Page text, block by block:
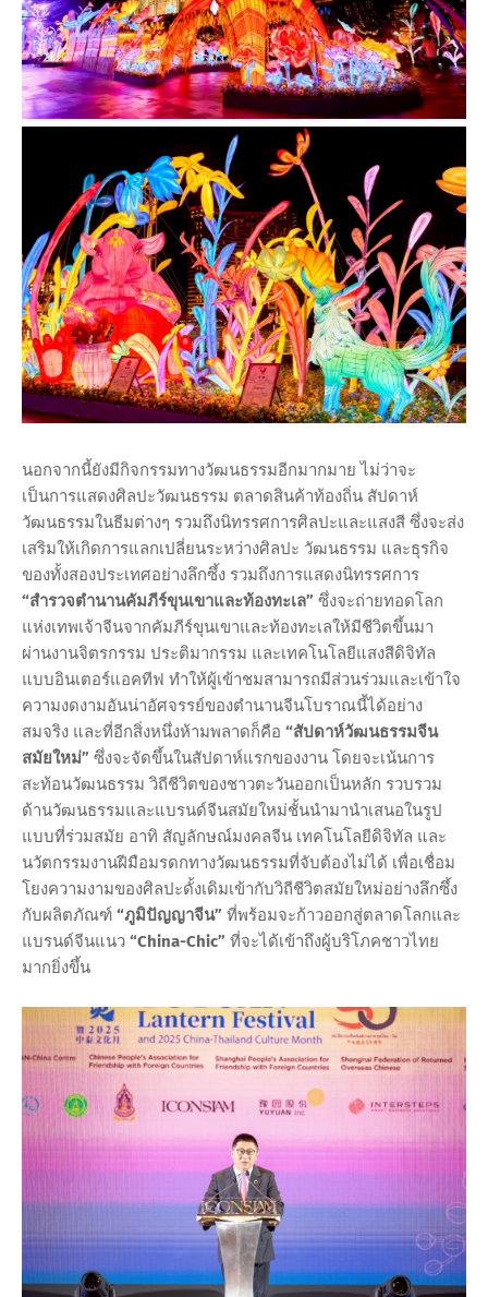
นอกจากนี้ยังมีกิจกรรมทางวัฒนธรรมอีกมากมาย ไม่ว่าจะ
เป็นการแสดงศิลปะวัฒนธรรม ตลาดสินค้าท้องถิ่น สัปดาห์
วัฒนธรรมในธีมต่างๆ รวมถึงนิทรรศการศิลปะและแสงสี ซึ่งจะส่ง
เสริมให้เกิดการแลกเปลี่ยนระหว่างศิลปะ วัฒนธรรม และธุรกิจ
ของทั้งสองประเทศอย่างลึกซึ้ง รวมถึงการแสดงนิทรรศการ
“สำรวจตำนานคัมภีร์ขุนเขาและท้องทะเล” ซึ่งจะถ่ายทอดโลก
แห่งเทพเจ้าจีนจากคัมภีร์ขุนเขาและท้องทะเลให้มีชีวิตขึ้นมา
ผ่านงานจิตรกรรม ประติมากรรม และเทคโนโลยีแสงสีดิจิทัล
แบบอินเตอร์แอคทีฟ ทำให้ผู้เข้าชมสามารถมีส่วนร่วมและเข้าใจ
ความงดงามอันน่าอัศจรรย์ของตำนานจีนโบราณนี้ได้อย่าง
สมจริง และที่อีกสิ่งหนึ่งห้ามพลาดก็คือ “สัปดาห์วัฒนธรรมจีน
สมัยใหม่” ซึ่งจะจัดขึ้นในสัปดาห์แรกของงาน โดยจะเน้นการ
สะท้อนวัฒนธรรม วิถีชีวิตของชาวตะวันออกเป็นหลัก รวบรวม
ด้านวัฒนธรรมและแบรนด์จีนสมัยใหม่ชั้นนำมานำเสนอในรูป
แบบที่ร่วมสมัย อาทิ สัญลักษณ์มงคลจีน เทคโนโลยีดิจิทัล และ
นวัตกรรมงานฝีมือมรดกทางวัฒนธรรมที่จับต้องไม่ได้ เพื่อเชื่อม
โยงความงามของศิลปะดั้งเดิมเข้ากับวิถีชีวิตสมัยใหม่อย่างลึกซึ้ง
กับผลิตภัณฑ์ “ภูมิปัญญาจีน” ที่พร้อมจะก้าวออกสู่ตลาดโลกและ
แบรนด์จีนแนว “China-Chic” ที่จะได้เข้าถึงผู้บริโภคชาวไทย
มากยิ่งขึ้น